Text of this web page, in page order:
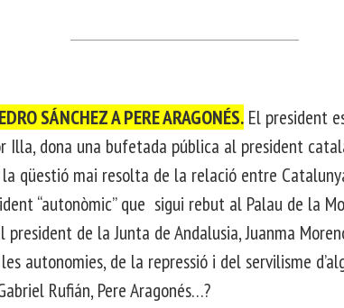
SÁNCHEZ A PERE ARAGONÉS. El president
Illa, dona una bufetada pública al president
qüestió mai resolta de la relació entre
“autonòmic” que sigui rebut al Palau de la
de la Junta de Andalusia, Juanma
les autonomies, de la repressió i del servilisme
Rufián, Pere Aragonés…?